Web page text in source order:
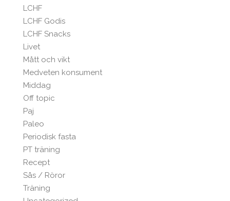
LCHF
LCHF Godis
LCHF Snacks
Livet
Mått och vikt
Medveten konsument
Middag
Off topic
Paj
Paleo
Periodisk fasta
PT träning
Recept
Sås / Röror
Träning